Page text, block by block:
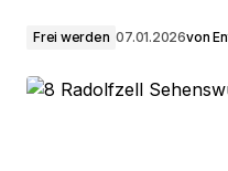
Frei werden 07.01.2026von